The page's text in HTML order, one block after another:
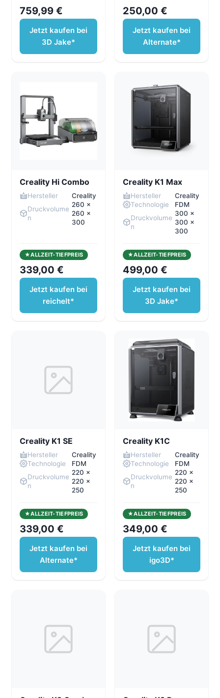
759,99 €
Jetzt kaufen bei
3D Jake*
250,00 €
Jetzt kaufen bei
Alternate*
Creality Hi Combo
Hersteller
Creality
Druckvolume
n
260 ×
260 ×
300
ALLZEIT-TIEFPREIS
339,00 €
Jetzt kaufen bei
reichelt*
Creality K1 Max
Hersteller
Creality
Technologie
FDM
Druckvolume
n
300 x
300 x
300
ALLZEIT-TIEFPREIS
499,00 €
Jetzt kaufen bei
3D Jake*
Creality K1 SE
Hersteller
Creality
Technologie
FDM
Druckvolume
n
220 x
220 x
250
ALLZEIT-TIEFPREIS
339,00 €
Jetzt kaufen bei
Alternate*
Creality K1C
Hersteller
Creality
Technologie
FDM
Druckvolume
n
220 x
220 x
250
ALLZEIT-TIEFPREIS
349,00 €
Jetzt kaufen bei
igo3D*